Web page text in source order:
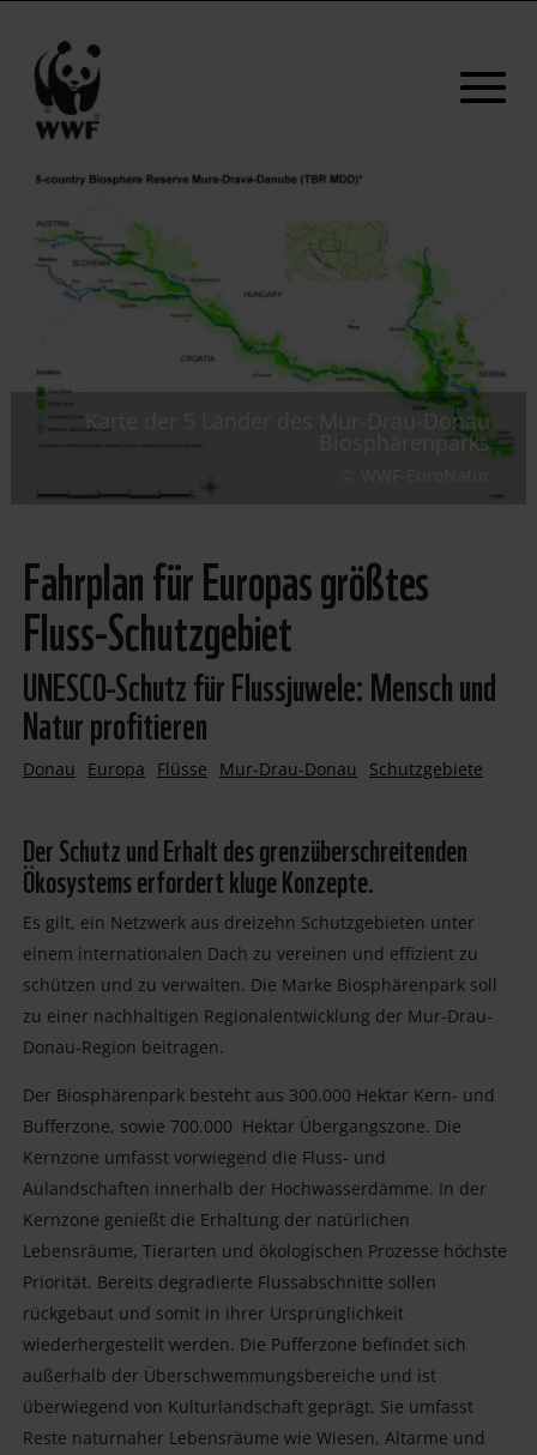
Karte der 5 Länder des Mur-Drau-Donau
Biosphärenparks
Fahrplan für Europas größtes
Fluss-Schutzgebiet
UNESCO-Schutz für Flussjuwele: Mensch und
Natur profitieren
Donau Europa Flüsse Mur-Drau-Donau Schutzgebiete
Der Schutz und Erhalt des grenzüberschreitenden
Ökosystems erfordert kluge Konzepte.
Es gilt, ein Netzwerk aus dreizehn Schutzgebieten unter
einem internationalen Dach zu vereinen und effizient zu
schützen und zu verwalten. Die Marke Biosphärenpark soll
zu einer nachhaltigen Regionalentwicklung der Mur-Drau-
Donau-Region beitragen.
Der Biosphärenpark besteht aus 300.000 Hektar Kern- und
Bufferzone, sowie 700.000 Hektar Übergangszone. Die
Kernzone umfasst vorwiegend die Fluss- und
Aulandschaften innerhalb der Hochwasserdämme. In der
Kernzone genießt die Erhaltung der natürlichen
Lebensräume, Tierarten und ökologischen Prozesse höchste
Priorität. Bereits degradierte Flussabschnitte sollen
rückgebaut und somit in ihrer Ursprünglichkeit
wiederhergestellt werden. Die Pufferzone befindet sich
außerhalb der Überschwemmungsbereiche und ist
überwiegend von Kulturlandschaft geprägt. Sie umfasst
Reste naturnaher Lebensräume wie Wiesen, Altarme und